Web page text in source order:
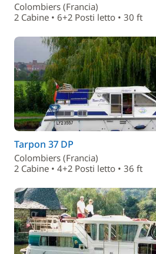
Colombiers (Francia)
2 Cabine • 6+2 Posti letto • 30 ft
Tarpon 37 DP
Colombiers (Francia)
2 Cabine • 4+2 Posti letto • 36 ft